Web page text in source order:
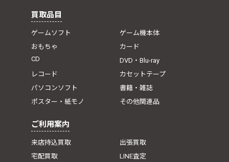
買取品目
ゲームソフト
ゲーム機本体
おもちゃ
カード
CD
DVD・Blu-ray
レコード
カセットテープ
パソコンソフト
書籍・雑誌
ポスター・紙モノ
その他関連品
ご利用案内
来店持込買取
出張買取
宅配買取
LINE査定